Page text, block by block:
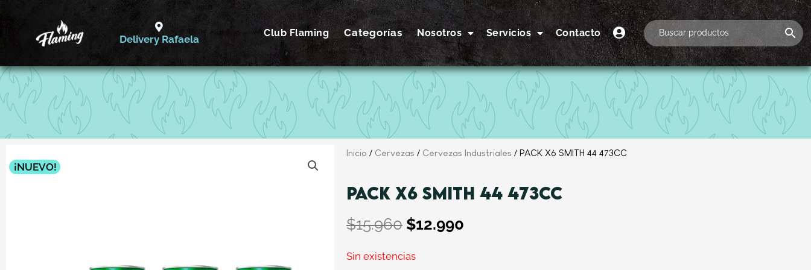
contenido
Delivery Rafaela
Club Flaming Categorías Nosotros Servicios Contacto
Inicio / Cervezas / Cervezas Industriales / PACK X6 SMITH 44 473CC
PACK X6 SMITH 44 473CC
$15.960 El
original
$12.990
Sin existencias
¡NUEVO!